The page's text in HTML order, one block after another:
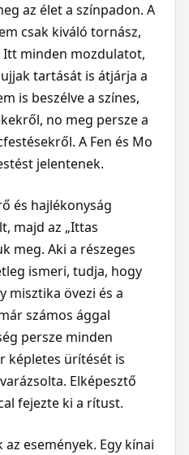
az élet a színpadon. A
csak kiváló tornász,
Itt minden mozdulatot,
tartását is átjárja a
is beszélve a színes,
no meg persze a
A Fen és Mo
jelentenek.
és hajlékonyság
majd az „Ittas
meg. Aki a részeges
ismeri, tudja, hogy
misztika övezi és a
számos ággal
persze minden
képletes ürítését is
Elképesztő
fejezte ki a rítust.
események. Egy kínai